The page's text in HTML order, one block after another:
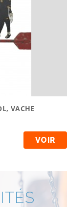
VACHE
VOIR